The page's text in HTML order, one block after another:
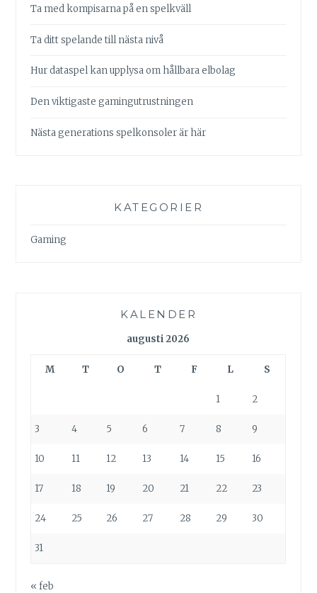
Ta med kompisarna på en spelkväll
Ta ditt spelande till nästa nivå
Hur dataspel kan upplysa om hållbara elbolag
Den viktigaste gamingutrustningen
Nästa generations spelkonsoler är här
KATEGORIER
Gaming
KALENDER
augusti 2026
M T O T F L S
1 2
3 4 5 6 7 8 9
10 11 12 13 14 15 16
17 18 19 20 21 22 23
24 25 26 27 28 29 30
31
« feb